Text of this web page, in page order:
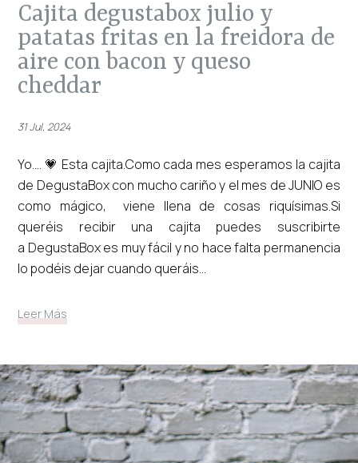
cajita degustabox julio y
patatas fritas en la freidora de
aire con bacon y queso
cheddar
31 Jul, 2024
Yo.... 💗 Esta cajita.Como cada mes esperamos la cajita
de DegustaBox con mucho cariño y el mes de JUNIO es
como mágico, viene llena de cosas riquísimas.Si
queréis recibir una cajita puedes suscribirte
a DegustaBox es muy fácil y no hace falta permanencia
lo podéis dejar cuando queráis...
Leer Más